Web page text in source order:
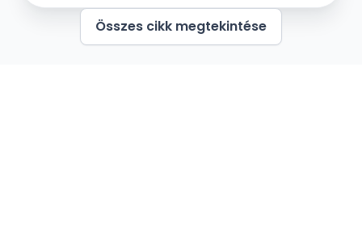
esküvőn kimondhassátok egymásnak a
boldogító igent szeretteitek és barátaitok
társaságában. Nézzük meg melyek a
Összes cikk megtekintése